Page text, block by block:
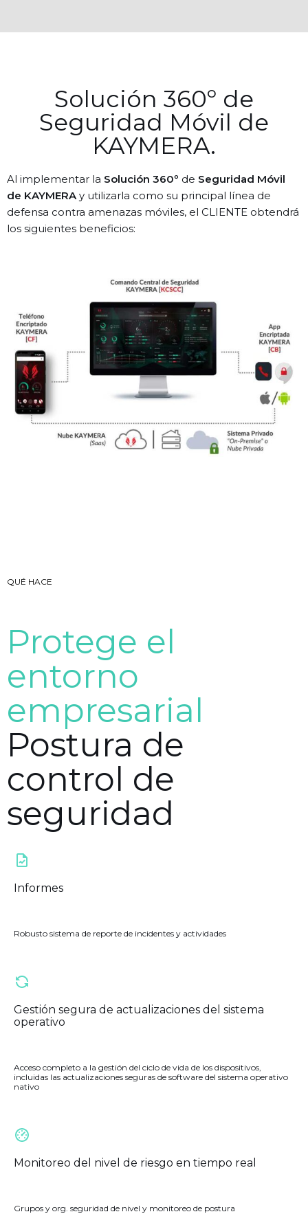
Solución 360º de
Seguridad Móvil de
KAYMERA.
Al implementar la Solución 360º de Seguridad Móvil
de KAYMERA y utilizarla como su principal línea de
defensa contra amenazas móviles, el CLIENTE obtendrá
los siguientes beneficios:
QUÉ HACE
Protege el
entorno
empresarial
Postura de
control de
seguridad
Informes
Robusto sistema de reporte de incidentes y actividades
Gestión segura de actualizaciones del sistema
operativo
Acceso completo a la gestión del ciclo de vida de los dispositivos,
incluidas las actualizaciones seguras de software del sistema operativo
nativo
Monitoreo del nivel de riesgo en tiempo real
Grupos y org. seguridad de nivel y monitoreo de postura